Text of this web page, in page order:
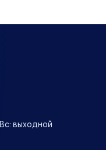
Вс: выходной